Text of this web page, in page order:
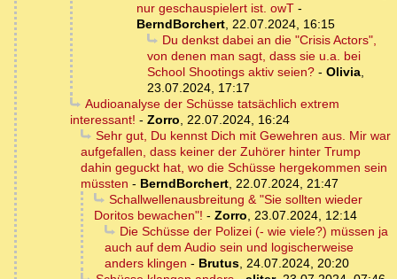
nur geschauspielert ist. owT -
BerndBorchert, 22.07.2024, 16:15
Du denkst dabei an die "Crisis Actors",
von denen man sagt, dass sie u.a. bei
School Shootings aktiv seien? - Olivia,
23.07.2024, 17:17
Audioanalyse der Schüsse tatsächlich extrem
interessant! - Zorro, 22.07.2024, 16:24
Sehr gut, Du kennst Dich mit Gewehren aus. Mir war
aufgefallen, dass keiner der Zuhörer hinter Trump
dahin geguckt hat, wo die Schüsse hergekommen sein
müssten - BerndBorchert, 22.07.2024, 21:47
Schallwellenausbreitung & "Sie sollten wieder
Doritos bewachen"! - Zorro, 23.07.2024, 12:14
Die Schüsse der Polizei (- wie viele?) müssen ja
auch auf dem Audio sein und logischerweise
anders klingen - Brutus, 24.07.2024, 20:20